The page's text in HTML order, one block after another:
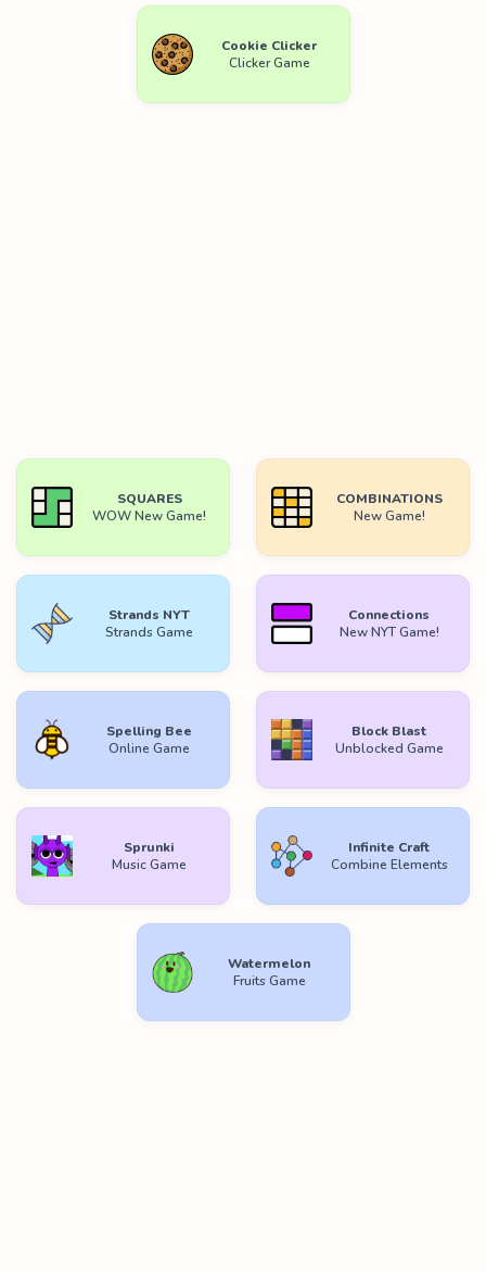
Cookie Clicker
Clicker Game
SQUARES
WOW New Game!
COMBINATIONS
New Game!
Strands NYT
Strands Game
Connections
New NYT Game!
Spelling Bee
Online Game
Block Blast
Unblocked Game
Sprunki
Music Game
Infinite Craft
Combine Elements
Watermelon
Fruits Game